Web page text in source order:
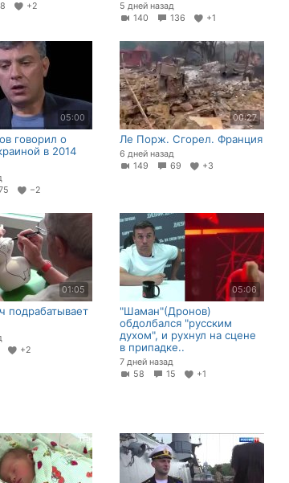
+2
5 дней назад
140
136 +1
05:00
говорил о
в 2014
−2
00:27
Ле Порж. Сгорел. Франция
6 дней назад
149
69 +3
01:05
подрабатывает
+2
05:06
"Шаман"(Дронов)
обдолбался "русским
духом", и рухнул на сцене
в припадке..
7 дней назад
58
15 +1